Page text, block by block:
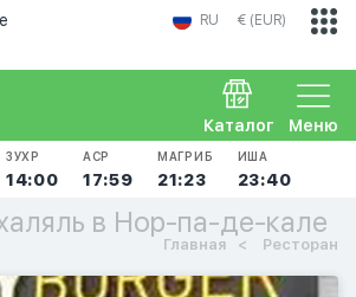
RU € (EUR)
Меню
Каталог
ЗУХР
14:00
АСР
17:59
МАГРИБ
21:23
ИША
23:40
в Нор-па-де-кале
Главная Ресторан